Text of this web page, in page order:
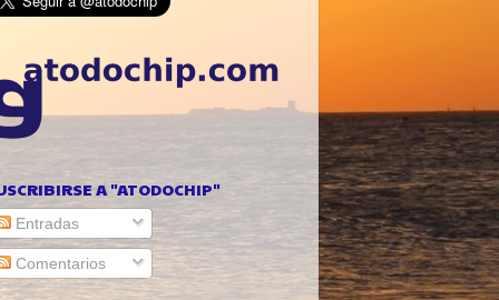
A "ATODOCHIP"
Entradas
Comentarios